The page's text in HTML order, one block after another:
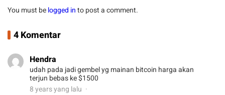
You must belogged into post a comment.
4 Komentar
Hendra
udah pada jadi gembel yg mainan bitcoin harga akan
terjun bebas ke $1500
8 years yang lalu